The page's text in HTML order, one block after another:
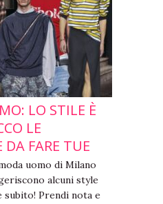
LO STILE È
LE
DA FARE TUE
uomo di Milano
alcuni style
subito! Prendi nota e